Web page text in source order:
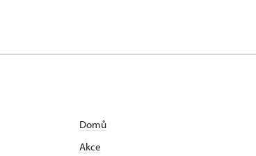
Domů
Akce